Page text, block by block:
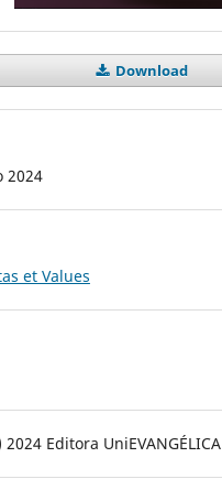
Download
2024
et Values
Editora UniEVANGÉLICA